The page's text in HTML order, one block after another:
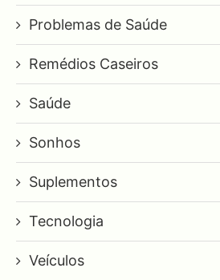
Problemas de Saúde
Remédios Caseiros
Saúde
Sonhos
Suplementos
Tecnologia
Veículos